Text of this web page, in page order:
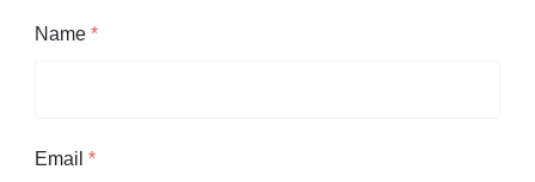
Name *
Email *